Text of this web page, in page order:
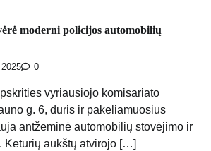
moderni policijos automobilių
0
vyriausiojo komisariato
g. 6, duris ir pakeliamuosius
antžeminė automobilių stovėjimo ir
Keturių aukštų atvirojo […]